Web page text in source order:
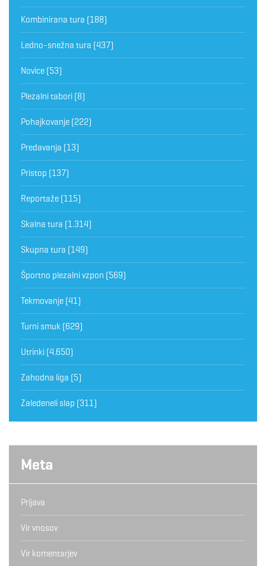
Kombinirana tura (188)
Ledno-snežna tura (437)
Novice (53)
Plezalni tabori (8)
Pohajkovanje (222)
Predavanja (13)
Pristop (137)
Reportaže (115)
Skalna tura (1.314)
Skupna tura (149)
Športno plezalni vzpon (569)
Tekmovanje (41)
Turni smuk (629)
Utrinki (4.650)
Zahodna liga (5)
Zaledeneli slap (311)
Meta
Prijava
Vir vnosov
Vir komentarjev